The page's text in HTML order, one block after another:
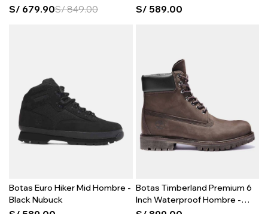
Bisque
S/ 679.90S/849.00 S/ 589.00
Botas Euro Hiker Mid Hombre -
Black Nubuck
Botas Timberland Premium 6
Inch Waterproof Hombre -
Brown